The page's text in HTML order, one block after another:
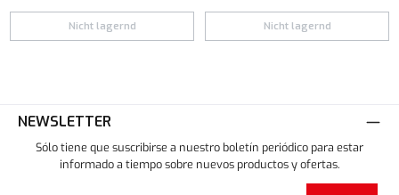
Nicht lagernd Nicht lagernd
NEWSLETTER
Sólo tiene que suscribirse a nuestro boletín periódico para estar
informado a tiempo sobre nuevos productos y ofertas.